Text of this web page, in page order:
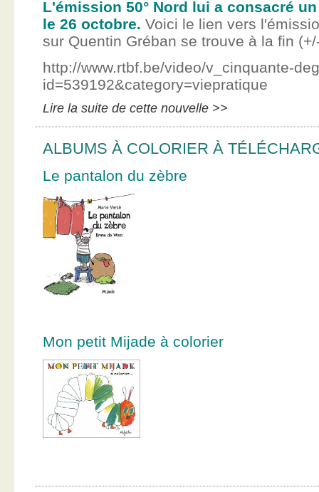
L'émission 50° Nord lui a consacré
le 26 octobre. Voici le lien vers
sur Quentin Gréban se trouve à la fin
http://www.rtbf.be/video/v_cinquante-
id=539192&category=viepratique
Lire la suite de cette nouvelle >>
ALBUMS À COLORIER À
Le pantalon du zèbre
Mon petit Mijade à colorier